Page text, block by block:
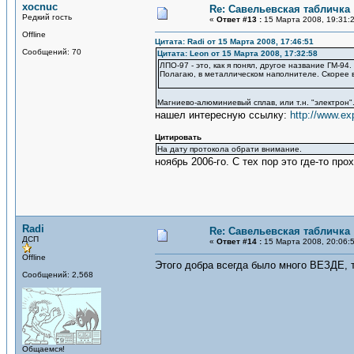
xocnuc
Редкий гость
Offline
Сообщений: 70
Re: Савельевская табличка
« Ответ #13 : 15 Марта 2008,
Цитата: Radi от 15 Марта 2008, 17:46:51
Цитата: Leon от 15 Марта 2008, 17:32:58
ЛПО-97 - это, как я понял, другое название ГМ-94.
Полагаю, в металлическом наполнителе.
Магниево-алюминиевый сплав, или т.н. "электрон".
нашел интересную ссылку: http://
Цитировать
На дату протокола обрати внимание.
ноябрь 2006-го. С тех пор это где-то
Radi
ДСП
Offline
Сообщений: 2,568
Общаемся!
Re: Савельевская табличка
« Ответ #14 : 15 Марта 2008,
Этого добра всегда было много ВЕЗДЕ,